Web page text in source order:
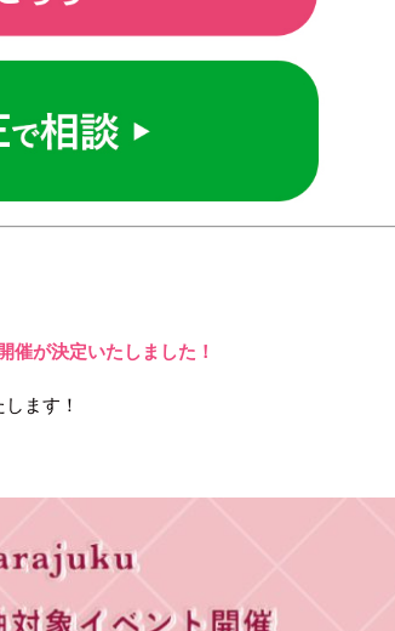
催が決定いたしました！
ます！